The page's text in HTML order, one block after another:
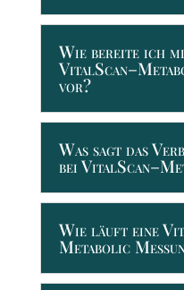
Wie bereite ich
vor?
Was sagt das
bei
Wie läuft eine
Metabolic